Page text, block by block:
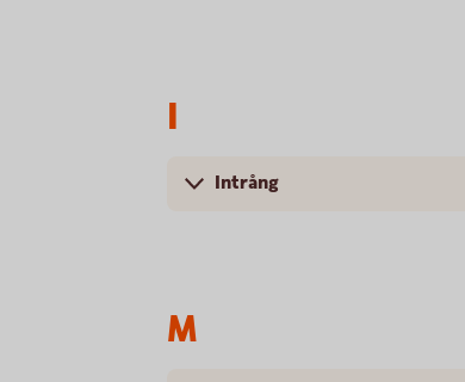
I
Intrång
M